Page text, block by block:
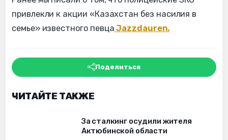
привлекли к акции «Казахстан без насилия в
семье» известного певца Jazzdauren.
Поделиться
ЧИТАЙТЕ ТАКЖЕ
За сталкинг осудили жителя
Актюбинской области